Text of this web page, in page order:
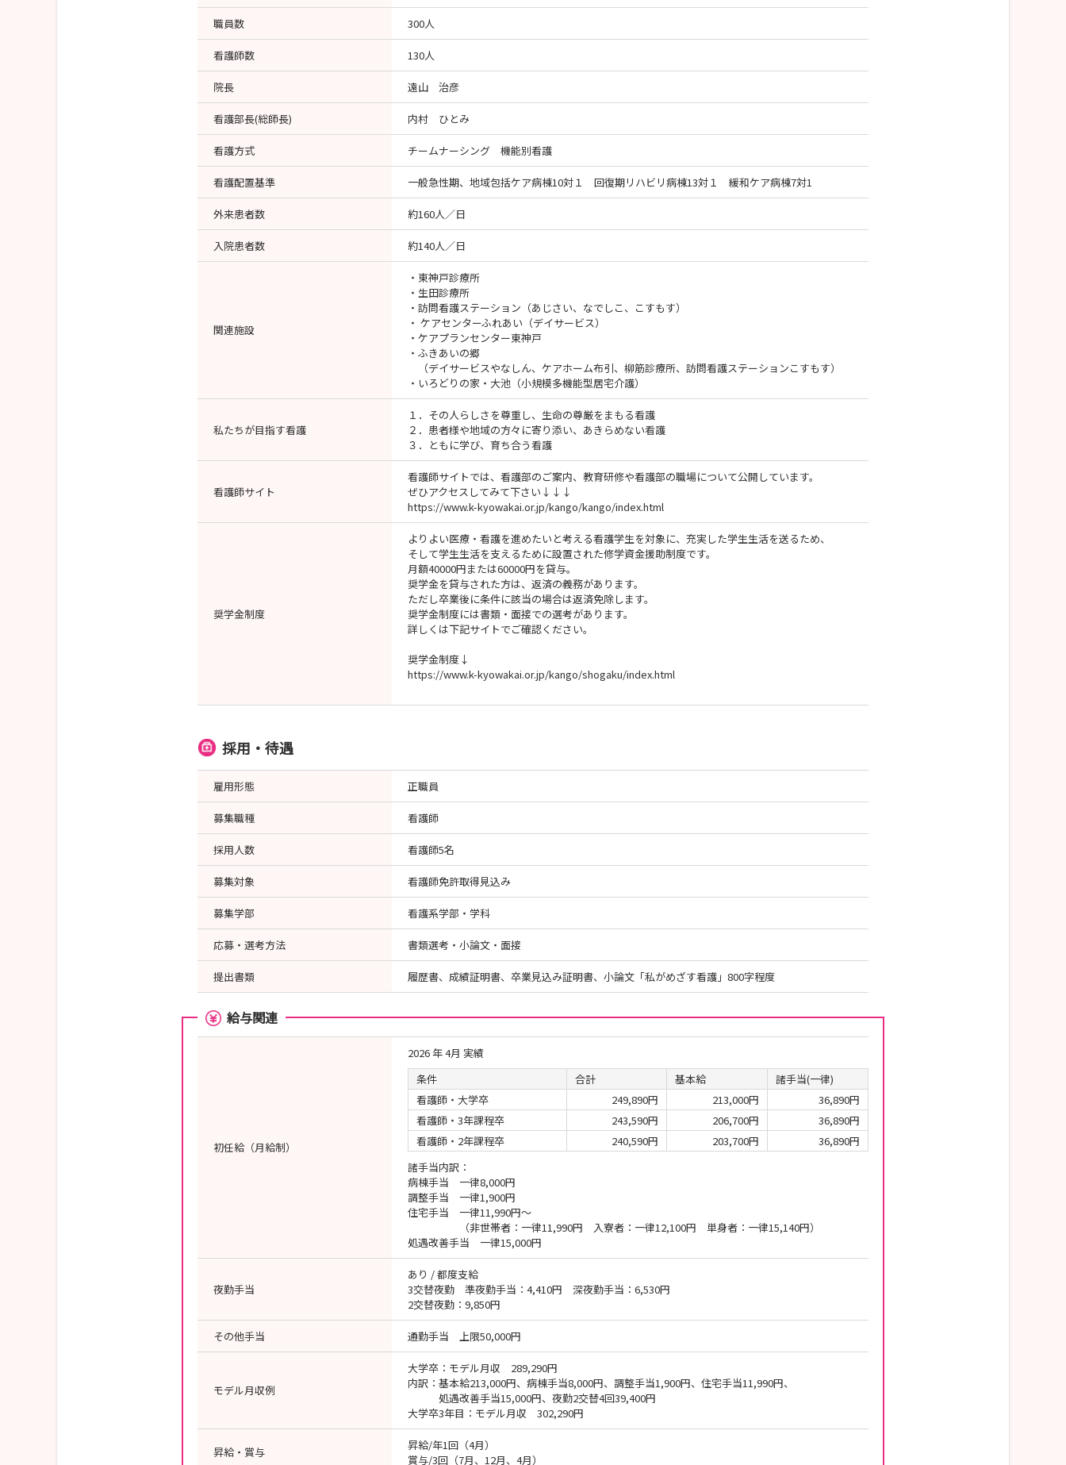
https://www.k-kyowakai.or.jp/kango/shogaku/index.html
職員数 300人
看護師数 130人
院長 遠山 治彦
看護部長(総師長) 内村 ひとみ
看護方式 チームナーシング 機能別看護
看護配置基準 一般急性期、地域包括ケア病棟10対１ 回復期リハビリ病棟13対１ 緩和ケア病棟7対1
外来患者数 約160人／日
入院患者数 約140人／日
関連施設
・東神戸診療所
・生田診療所
・訪問看護ステーション（あじさい、なでしこ、こすもす）
・ ケアセンターふれあい（デイサービス）
・ケアプランセンター東神戸
・ふきあいの郷
（デイサービスやなしん、ケアホーム布引、柳筋診療所、訪問看護ステーションこすもす）
・いろどりの家・大池（小規模多機能型居宅介護）
私たちが目指す看護
１．その人らしさを尊重し、生命の尊厳をまもる看護
２．患者様や地域の方々に寄り添い、あきらめない看護
３．ともに学び、育ち合う看護
看護師サイト
看護師サイトでは、看護部のご案内、教育研修や看護部の職場について公開しています。
ぜひアクセスしてみて下さい↓↓↓
https://www.k-kyowakai.or.jp/kango/kango/index.html
奨学金制度
よりよい医療・看護を進めたいと考える看護学生を対象に、充実した学生生活を送るため、
そして学生生活を支えるために設置された修学資金援助制度です。
月額40000円または60000円を貸与。
奨学金を貸与された方は、返済の義務があります。
ただし卒業後に条件に該当の場合は返済免除します。
奨学金制度には書類・面接での選考があります。
詳しくは下記サイトでご確認ください。
奨学金制度↓
https://www.k-kyowakai.or.jp/kango/shogaku/index.html
採用・待遇
雇用形態 正職員
募集職種 看護師
採用人数 看護師5名
募集対象 看護師免許取得見込み
募集学部 看護系学部・学科
応募・選考方法 書類選考・小論文・面接
提出書類 履歴書、成績証明書、卒業見込み証明書、小論文「私がめざす看護」800字程度
給与関連
初任給（月給制）
2026 年 4月 実績
条件
合計 基本給
諸手当(一律)
看護師・大学卒
249,890円 213,000円
36,890円
看護師・3年課程卒
243,590円 206,700円
36,890円
看護師・2年課程卒
240,590円 203,700円
36,890円
諸手当内訳：
病棟手当 一律8,000円
調整手当 一律1,900円
住宅手当 一律11,990円～
（非世帯者：一律11,990円 入寮者：一律12,100円 単身者：一律15,140円）
処遇改善手当 一律15,000円
夜勤手当
あり / 都度支給
3交替夜勤 準夜勤手当：4,410円 深夜勤手当：6,530円
2交替夜勤：9,850円
その他手当 通勤手当 上限50,000円
モデル月収例
大学卒：モデル月収 289,290円
内訳：基本給213,000円、病棟手当8,000円、調整手当1,900円、住宅手当11,990円、
処遇改善手当15,000円、夜勤2交替4回39,400円
大学卒3年目：モデル月収 302,290円
昇給・賞与
昇給/年1回（4月）
賞与/3回（7月、12月、4月）